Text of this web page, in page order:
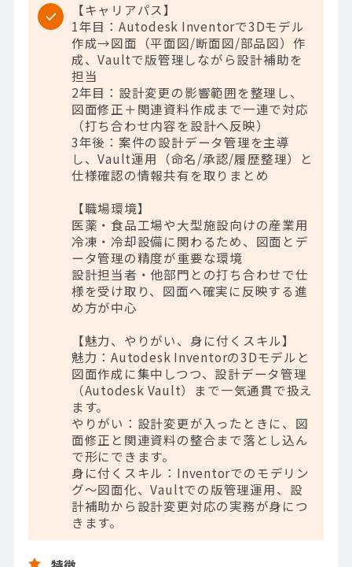
【キャリアパス】
1年目：Autodesk Inventorで3Dモデル
作成→図面（平面図/断面図/部品図）作
成、Vaultで版管理しながら設計補助を
担当
2年目：設計変更の影響範囲を整理し、
図面修正＋関連資料作成まで一連で対応
（打ち合わせ内容を設計へ反映）
3年後：案件の設計データ管理を主導
し、Vault運用（命名/承認/履歴整理）と
仕様確認の情報共有を取りまとめ
【職場環境】
医薬・食品工場や大型施設向けの産業用
冷凍・冷却設備に関わるため、図面とデ
ータ管理の精度が重要な環境
設計担当者・他部門との打ち合わせで仕
様を受け取り、図面へ確実に反映する進
め方が中心
【魅力、やりがい、身に付くスキル】
魅力：Autodesk Inventorの3Dモデルと
図面作成に集中しつつ、設計データ管理
（Autodesk Vault）まで一気通貫で扱え
ます。
やりがい：設計変更が入ったときに、図
面修正と関連資料の整合まで落とし込ん
で形にできます。
身に付くスキル：Inventorでのモデリン
グ～図面化、Vaultでの版管理運用、設
計補助から設計変更対応の実務が身につ
きます。